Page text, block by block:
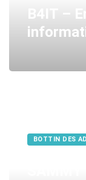
B4IT –
BOTTIN DES